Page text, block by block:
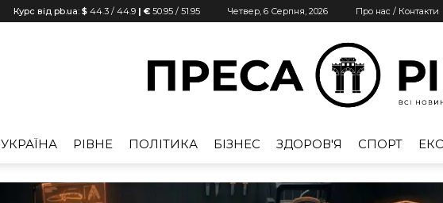
Курс від pb.ua: $ 44.3 / 44.9 | € 50.95 / 51.95 Четвер, 6 Серпня, 2026 Про нас / Контакти
УКРАЇНА РІВНЕ ПОЛІТИКА БІЗНЕС ЗДОРОВ'Я СПОРТ